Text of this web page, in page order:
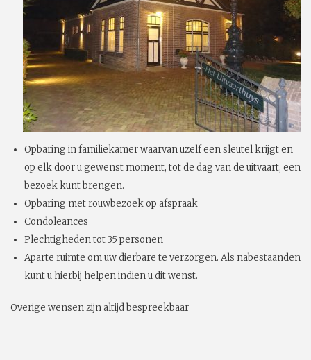
Opbaring in familiekamer waarvan uzelf een sleutel krijgt en
op elk door u gewenst moment, tot de dag van de uitvaart, een
bezoek kunt brengen.
Opbaring met rouwbezoek op afspraak
Condoleances
Plechtigheden tot 35 personen
Aparte ruimte om uw dierbare te verzorgen. Als nabestaanden
kunt u hierbij helpen indien u dit wenst.
Overige wensen zijn altijd bespreekbaar